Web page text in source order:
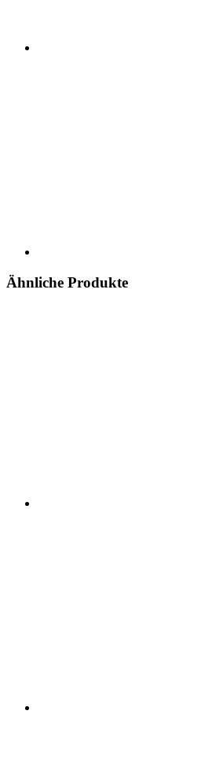
Ähnliche Produkte